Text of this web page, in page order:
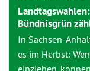
Bündnisgrün
In Sachsen-
es im Herbst:
einziehen,